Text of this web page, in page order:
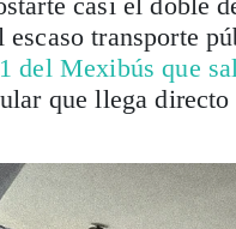
escaso transporte
del Mexibús que
que llega directo